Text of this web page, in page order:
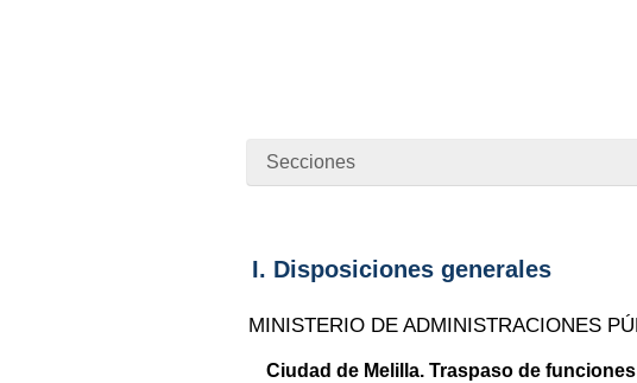
Secciones
I. Disposiciones generales
MINISTERIO DE ADMINISTRACIONES
Ciudad de Melilla. Traspaso de